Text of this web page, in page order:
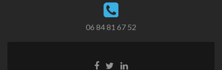
06 84 81 67 52
LienLien
Lien